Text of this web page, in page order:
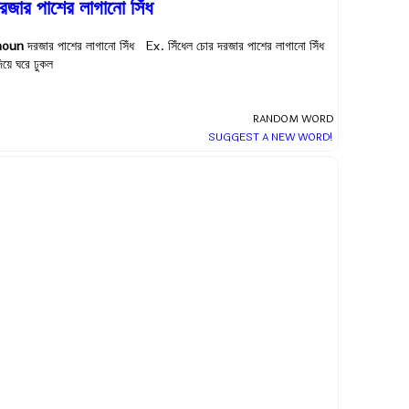
পাশের লাগানো সিঁধ
দরজার পাশের লাগানো সিঁধ Ex. সিঁধেল চোর দরজার পাশের লাগানো সিঁধ
ঘরে ঢুকল
RANDOM WORD
SUGGEST A NEW WORD!